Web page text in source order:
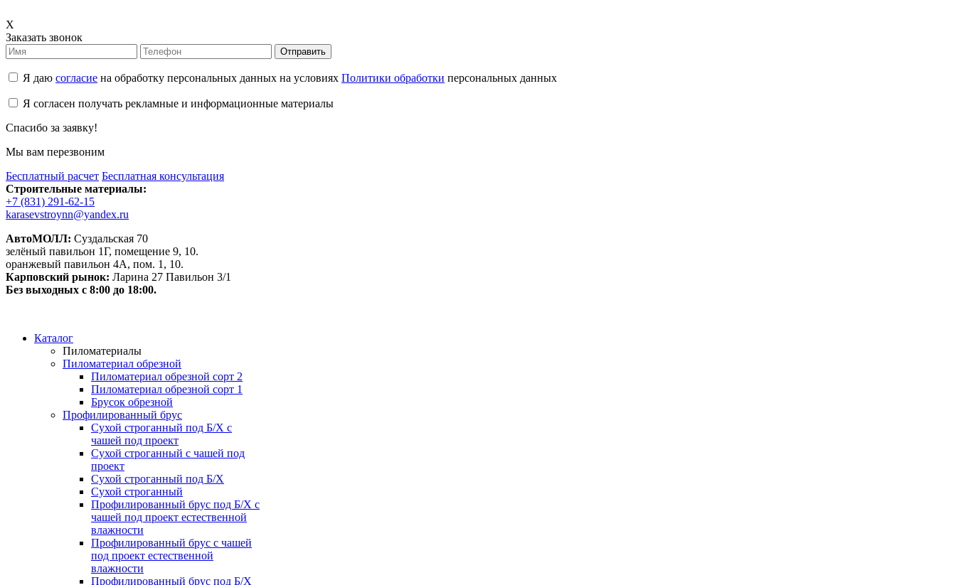
X
Заказать звонок
Отправить
Я даю согласие на обработку персональных данных на условиях Политики обработки персональных данных
Я согласен получать рекламные и информационные материалы
Спасибо за заявку!
Мы вам перезвоним
Бесплатный расчет Бесплатная консультация
Строительные материалы:
+7 (831) 291-62-15
karasevstroynn@yandex.ru
АвтоМОЛЛ: Суздальская 70
зелёный павильон 1Г, помещение 9, 10.
оранжевый павильон 4А, пом. 1, 10.
Карповский рынок: Ларина 27 Павильон 3/1
Без выходных с 8:00 до 18:00.
Каталог
Пиломатериалы
Пиломатериал обрезной
Пиломатериал обрезной сорт 2
Пиломатериал обрезной сорт 1
Брусок обрезной
Профилированный брус
Сухой строганный под Б/Х с
чашей под проект
Сухой строганный с чашей под
проект
Сухой строганный под Б/Х
Сухой строганный
Профилированный брус под Б/Х с
чашей под проект естественной
влажности
Профилированный брус с чашей
под проект естественной
влажности
Профилированный брус под Б/Х